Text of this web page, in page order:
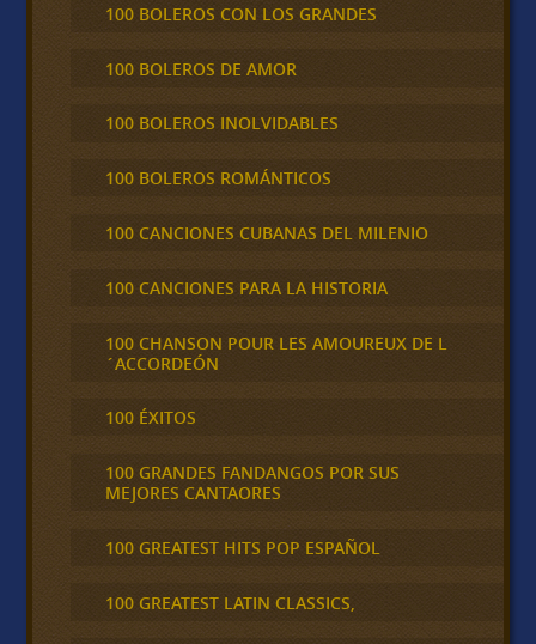
100 BOLEROS CON LOS GRANDES
100 BOLEROS DE AMOR
100 BOLEROS INOLVIDABLES
100 BOLEROS ROMÁNTICOS
100 CANCIONES CUBANAS DEL MILENIO
100 CANCIONES PARA LA HISTORIA
100 CHANSON POUR LES AMOUREUX DE L
´ACCORDEÓN
100 ÉXITOS
100 GRANDES FANDANGOS POR SUS
MEJORES CANTAORES
100 GREATEST HITS POP ESPAÑOL
100 GREATEST LATIN CLASSICS,